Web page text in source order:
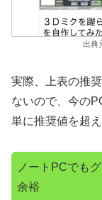
出典
実際、上表の推
ないので、今の
単に推奨値を超え
ノートPCでも
余裕